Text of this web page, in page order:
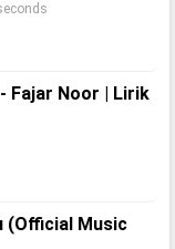
Fajar Noor | Lirik
(Official Music